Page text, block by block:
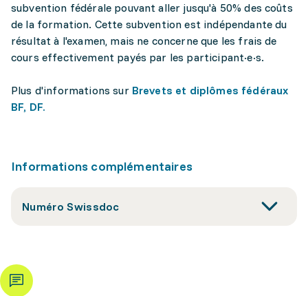
subvention fédérale pouvant aller jusqu'à 50% des coûts
de la formation. Cette subvention est indépendante du
résultat à l'examen, mais ne concerne que les frais de
cours effectivement payés par les participant·e·s.
Plus d'informations sur Brevets et diplômes fédéraux
BF, DF.
Informations complémentaires
Numéro Swissdoc